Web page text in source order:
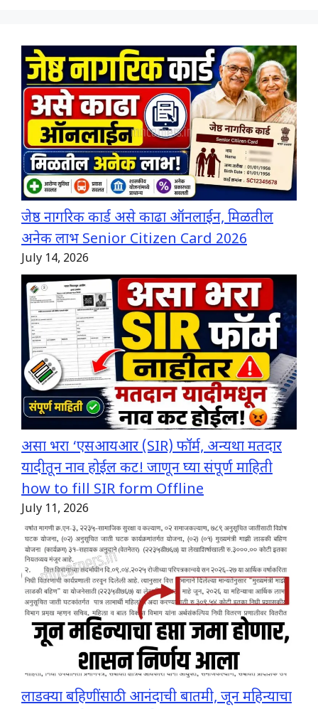
जेष्ठ नागरिक कार्ड असे काढा ऑनलाईन, मिळतील
अनेक लाभ Senior Citizen Card 2026
July 14, 2026
असा भरा ‘एसआयआर (SIR) फॉर्म, अन्यथा मतदार
यादीतून नाव होईल कट! जाणून घ्या संपूर्ण माहिती
how to fill SIR form Offline
July 11, 2026
लाडक्या बहिणींसाठी आनंदाची बातमी, जून महिन्याचा